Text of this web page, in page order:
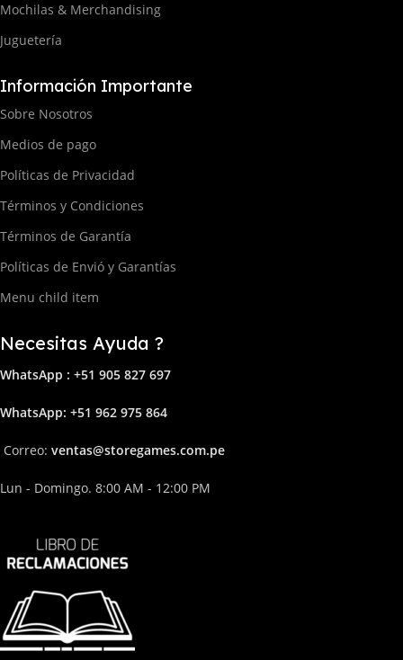
Mochilas & Merchandising
Juguetería
Información Importante
Sobre Nosotros
Medios de pago
Políticas de Privacidad
Términos y Condiciones
Términos de Garantía
Políticas de Envió y Garantías
Menu child item
Necesitas Ayuda ?
WhatsApp : +51 905 827 697
WhatsApp: +51 962 975 864
Correo: ventas@storegames.com.pe
Lun - Domingo. 8:00 AM - 12:00 PM